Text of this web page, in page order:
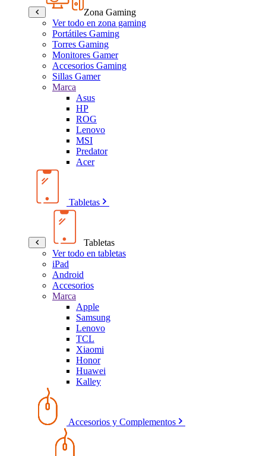
Zona Gaming
Ver todo en zona gaming
Portátiles Gaming
Torres Gaming
Monitores Gamer
Accesorios Gaming
Sillas Gamer
Marca
Asus
HP
ROG
Lenovo
MSI
Predator
Acer
Tabletas
Tabletas
Ver todo en tabletas
iPad
Android
Accesorios
Marca
Apple
Samsung
Lenovo
TCL
Xiaomi
Honor
Huawei
Kalley
Accesorios y Complementos